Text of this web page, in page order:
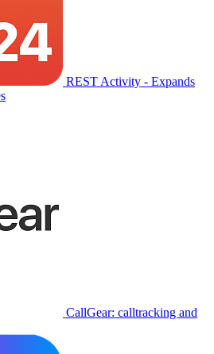
REST Activity - Expands
CallGear: calltracking and